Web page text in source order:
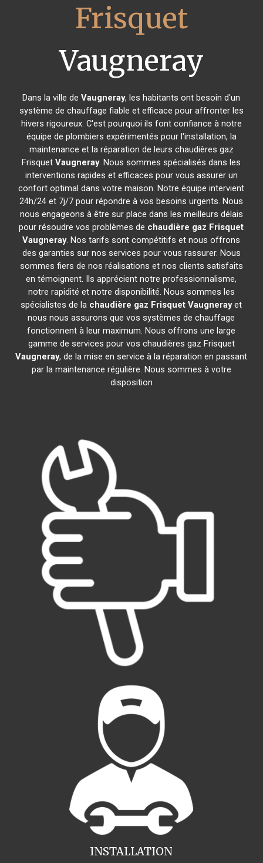
Frisquet
Vaugneray
Dans la ville deVaugneray, les habitants ont besoin d'un
système de chauffage fiable et efficace pour affronter les
hivers rigoureux. C'est pourquoi ils font confiance à notre
équipe de plombiers expérimentés pour l'installation, la
maintenance et la réparation de leurs chaudières gaz
FrisquetVaugneray. Nous sommes spécialisés dans les
interventions rapides et efficaces pour vous assurer un
confort optimal dans votre maison. Notre équipe intervient
24h/24 et 7j/7 pour répondre à vos besoins urgents. Nous
nous engageons à être sur place dans les meilleurs délais
pour résoudre vos problèmes de chaudière gaz Frisquet
Vaugneray. Nos tarifs sont compétitifs et nous offrons
des garanties sur nos services pour vous rassurer. Nous
sommes fiers de nos réalisations et nos clients satisfaits
en témoignent. Ils apprécient notre professionnalisme,
notre rapidité et notre disponibilité. Nous sommes les
spécialistes de la chaudière gaz Frisquet Vaugnerayet
nous nous assurons que vos systèmes de chauffage
fonctionnent à leur maximum. Nous offrons une large
gamme de services pour vos chaudières gaz Frisquet
Vaugneray, de la mise en service à la réparation en passant
par la maintenance régulière. Nous sommes à votre
disposition
INSTALLATION